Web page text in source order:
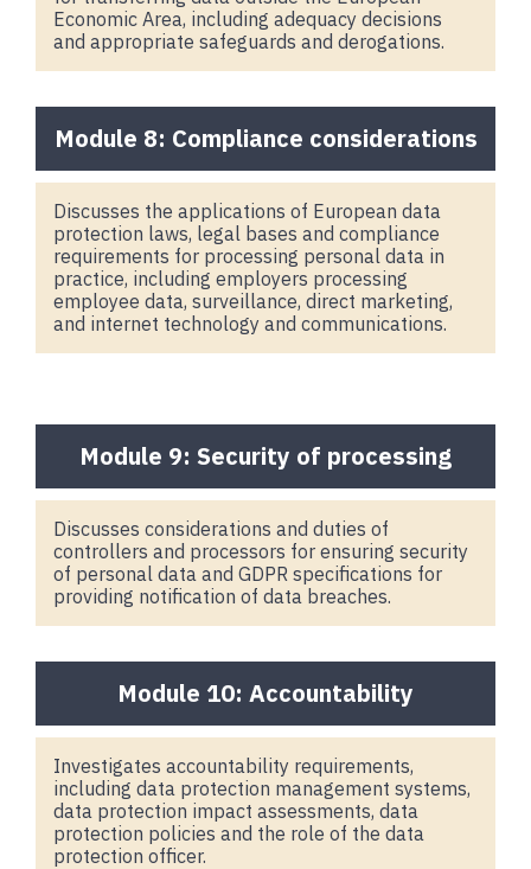
Economic Area, including adequacy decisions
and appropriate safeguards and derogations.
Module 8: Compliance considerations
Discusses the applications of European data
protection laws, legal bases and compliance
requirements for processing personal data in
practice, including employers processing
employee data, surveillance, direct marketing,
and internet technology and communications.
Module 9: Security of processing
Discusses considerations and duties of
controllers and processors for ensuring security
of personal data and GDPR specifications for
providing notification of data breaches.
Module 10: Accountability
Investigates accountability requirements,
including data protection management systems,
data protection impact assessments, data
protection policies and the role of the data
protection officer.